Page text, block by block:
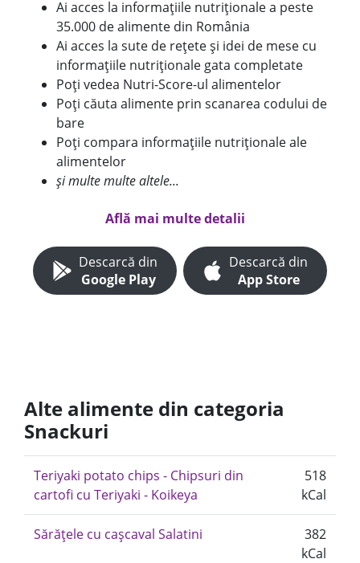
Ai acces la informațiile nutriționale a peste
35.000 de alimente din România
Ai acces la sute de rețete și idei de mese cu
informațiile nutriționale gata completate
Poți vedea Nutri-Score-ul alimentelor
Poți căuta alimente prin scanarea codului de
bare
Poți compara informațiile nutriționale ale
alimentelor
și multe multe altele...
Află mai multe detalii
Descarcă din
Google Play
Descarcă din
App Store
Alte alimente din categoria
Snackuri
Teriyaki potato chips - Chipsuri din
cartofi cu Teriyaki - Koikeya
518
kCal
Sărățele cu cașcaval Salatini
382
kCal